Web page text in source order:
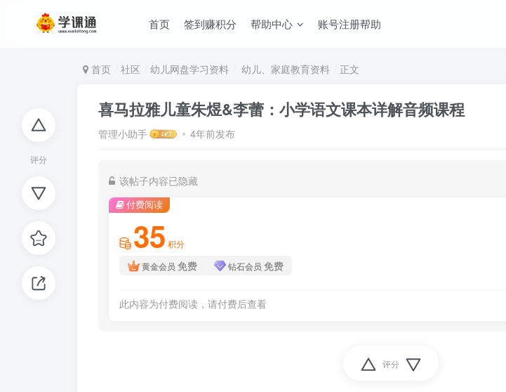
首页 签到赚积分 帮助中心 账号注册帮助
评分
首页 社区 幼儿网盘学习资料 幼儿、家庭教育资料 正文
喜马拉雅儿童朱煜&李蕾：小学语文课本详解音频课程
管理小助手 4年前发布
该帖子内容已隐藏
付费阅读
35 积分
黄金会员 免费 钻石会员 免费
此内容为付费阅读，请付费后查看
评分